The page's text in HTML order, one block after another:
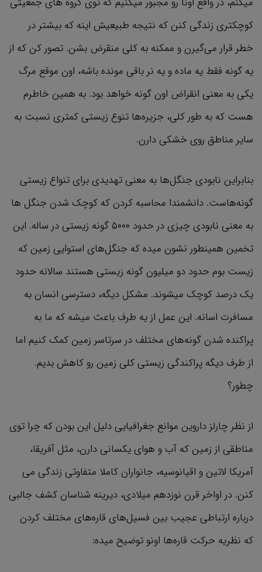
کوچکتری زندگی کنن که نتیجه طبیعیش اینه که بیشتر در
خطر قرار می‌گیرن و ممکنه به کلی منقرض بشن. تصور کن که از
یه گونه فقط یه ماده و یه نر باقی مونده باشه، اون موقع مرگ
یکی به معنی انقراض اون گونه خواهد بود. به همین خاطرم
هست که به طور کلی، جزیره‌ها تنوع زیستی کمتری نسبت به
سایر مناطق روی خشکی دارن.
بنابراین نابودی جنگل‌ها به معنی تهدیدی برای تنواع زیستی
گونه‌هاست. دانشمندا محاسبه کردن که کوچک شدن جنگل ها
به معنی نابودی چیزی در حدود ۵۰۰۰ گونه زیستی در ساله. این
تخمین همینطور نشون میده که جنگل‌های استوایی زمین که
زیست بوم حدود دو میلیون گونه زیستی هستند سالانه حدود
یک درصد کوچک میشوند. مشکل دیگه، دسترسی انسان به
مسافرت اسانه. این عمل از یه طرف باعث میشه که ما به
پراکنده شدن گونه‌های مختلف در سرتاسر زمین کمک کنیم اما
از طرف دیگه پراکندگی زیستی کلی زمین رو کاهش بدیم.
چطور؟
از نظر چارلز داروین موانع جغرافیایی دلیل این بودن که چرا توی
مناطقی از زمین که آب و هوای یکسانی دارن، مثل آفریقا،
آمریکا لاتین و اقیانوسیه، جانواران کاملا متفاوتی زندگی می
کنن. در اواخر قرن نوزدهم میلادی، دیرینه شناسان کشف جالبی
درباره ارتباطی عجیب بین فسیل‌های قاره‌های مختلف کردن
که نظریه حرکت قاره‌ها اونو توضیح میده: